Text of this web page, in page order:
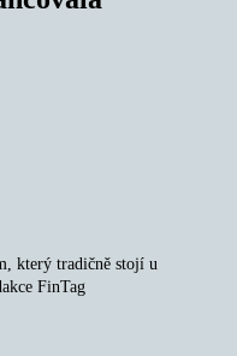
který tradičně stojí u
FinTag